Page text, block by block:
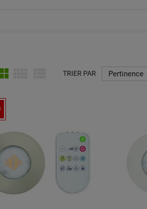
TRIER PAR Pertinence